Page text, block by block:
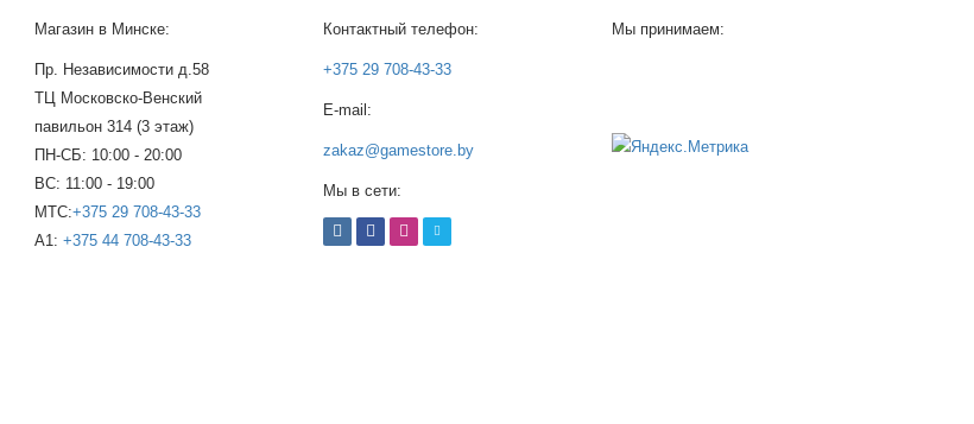
Магазин в Минске:
Пр. Независимости д.58
ТЦ Московско-Венский
павильон 314 (3 этаж)
ПН-СБ: 10:00 - 20:00
ВС: 11:00 - 19:00
МТС:+375 29 708-43-33
A1:+375 44 708-43-33
Контактный телефон:
+375 29 708-43-33
E-mail:
zakaz@gamestore.by
Мы в сети:
Мы принимаем: